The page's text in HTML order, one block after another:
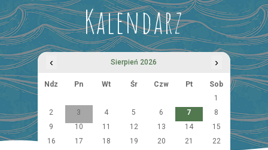
Kalendarz
‹ Sierpień 2026 ›
Ndz Pn Wt Śr Czw Pt
Sob
1
2
3 4 5 6 7
8
9
10 11 12 13 14
15
16
17 18 19 20 21
22